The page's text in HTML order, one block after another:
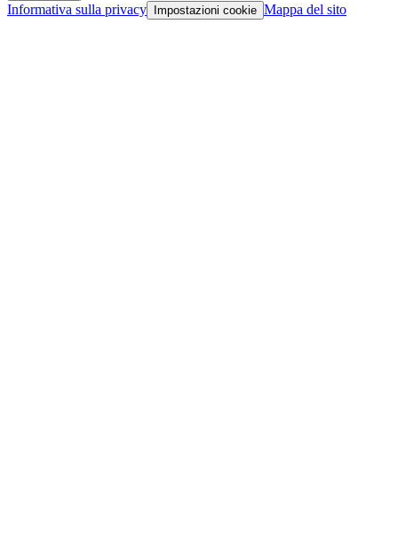
Informativa sulla privacy Impostazioni cookie Mappa del sito